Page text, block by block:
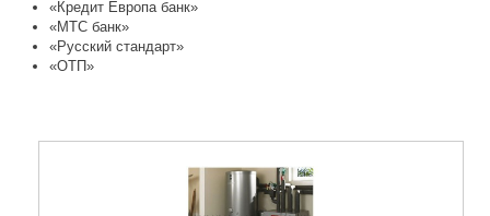
«Кредит Европа банк»
«МТС банк»
«Русский стандарт»
«ОТП»